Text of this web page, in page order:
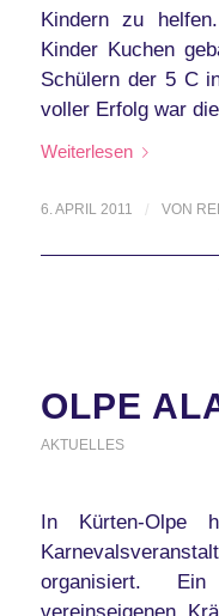
Kindern zu
Kinder Kuchen
Schülern der 5 C
voller Erfolg war
Weiterlesen
6. APRIL 2011 / VON
OLPE
AKTUELLES
In Kürten-Olpe
organisiert.